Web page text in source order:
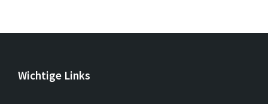
Wichtige Links